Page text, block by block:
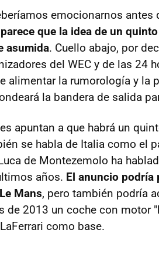
emocionarnos
parece que la idea de un
asumida. Cuello abajo, por
del WEC y de las 24
alimentar la rumorología y la
la bandera de salida
apuntan a que habrá un
se habla de Italia como el
de Montezemolo ha
años. El anuncio podría
Mans, pero también podría
de 2013 un coche con motor
como base.